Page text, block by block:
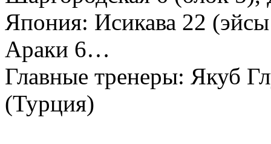
Япония: Исикава 22
Араки 6…
Главные тренеры: Якуб
(Турция)